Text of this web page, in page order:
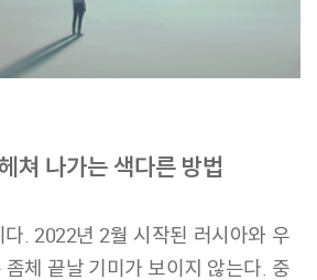
쳐 나가는 색다른 방법
체 끝날 기미가 보이지 않는다. 중